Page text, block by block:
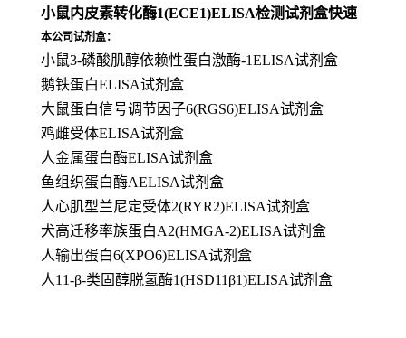
小鼠内皮素转化酶1(ECE1)ELISA检测试剂盒快速
本公司试剂盒：
小鼠3-磷酸肌醇依赖性蛋白激酶-1ELISA试剂盒
鹅铁蛋白ELISA试剂盒
大鼠蛋白信号调节因子6(RGS6)ELISA试剂盒
鸡雌受体ELISA试剂盒
人金属蛋白酶ELISA试剂盒
鱼组织蛋白酶AELISA试剂盒
人心肌型兰尼定受体2(RYR2)ELISA试剂盒
犬高迁移率族蛋白A2(HMGA-2)ELISA试剂盒
人输出蛋白6(XPO6)ELISA试剂盒
人11-β-类固醇脱氢酶1(HSD11β1)ELISA试剂盒